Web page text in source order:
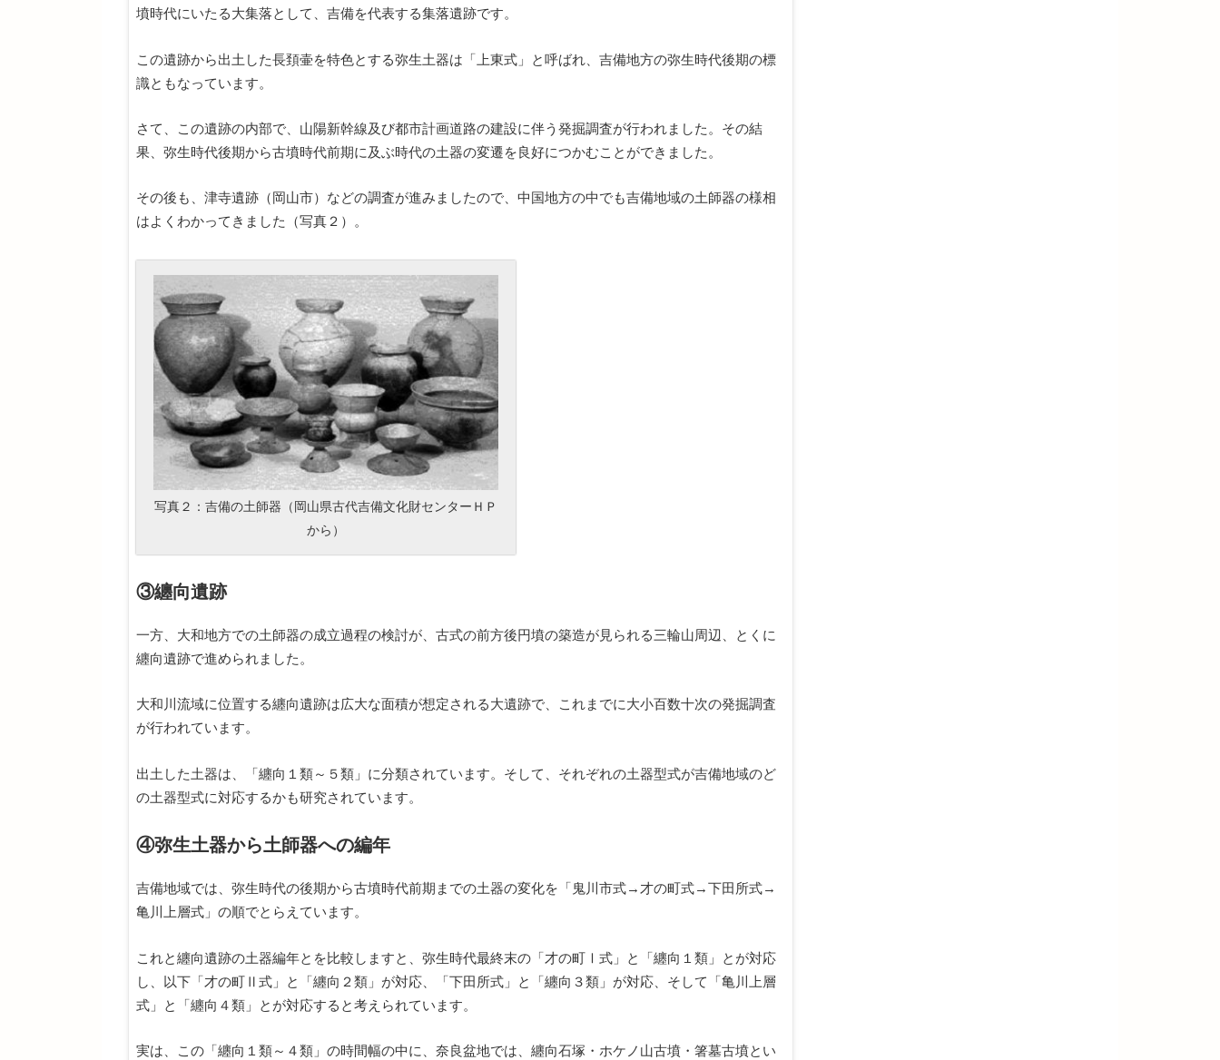
墳時代にいたる大集落として、吉備を代表する集落遺跡です。
この遺跡から出土した長頚壷を特色とする弥生土器は「上東式」と呼ばれ、吉備地方の弥生時代後期の標
識ともなっています。
さて、この遺跡の内部で、山陽新幹線及び都市計画道路の建設に伴う発掘調査が行われました。その結
果、弥生時代後期から古墳時代前期に及ぶ時代の土器の変遷を良好につかむことができました。
その後も、津寺遺跡（岡山市）などの調査が進みましたので、中国地方の中でも吉備地域の土師器の様相
はよくわかってきました（写真２）。
写真２：吉備の土師器（岡山県古代吉備文化財センターＨＰ
から）
③纏向遺跡
一方、大和地方での土師器の成立過程の検討が、古式の前方後円墳の築造が見られる三輪山周辺、とくに
纏向遺跡で進められました。
大和川流域に位置する纏向遺跡は広大な面積が想定される大遺跡で、これまでに大小百数十次の発掘調査
が行われています。
出土した土器は、「纏向１類～５類」に分類されています。そして、それぞれの土器型式が吉備地域のど
の土器型式に対応するかも研究されています。
④弥生土器から土師器への編年
吉備地域では、弥生時代の後期から古墳時代前期までの土器の変化を「鬼川市式→才の町式→下田所式→
亀川上層式」の順でとらえています。
これと纏向遺跡の土器編年とを比較しますと、弥生時代最終末の「才の町Ⅰ式」と「纏向１類」とが対応
し、以下「才の町Ⅱ式」と「纏向２類」が対応、「下田所式」と「纏向３類」が対応、そして「亀川上層
式」と「纏向４類」とが対応すると考えられています。
実は、この「纏向１類～４類」の時間幅の中に、奈良盆地では、纏向石塚・ホケノ山古墳・箸墓古墳とい